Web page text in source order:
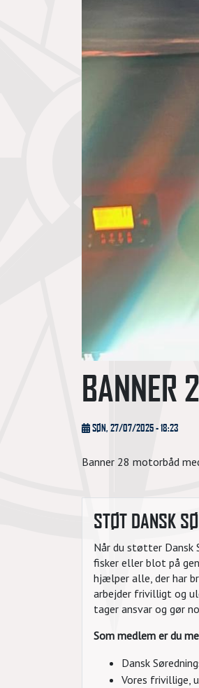
BANNER
SØN, 27/07/2025 - 18:23
Banner 28 motorbåd
STØT DANSK
Når du støtter Dansk
fisker eller blot på
hjælper alle, der har
arbejder frivilligt og
tager ansvar og gør
Som medlem er du
Dansk
Vores frivillige,